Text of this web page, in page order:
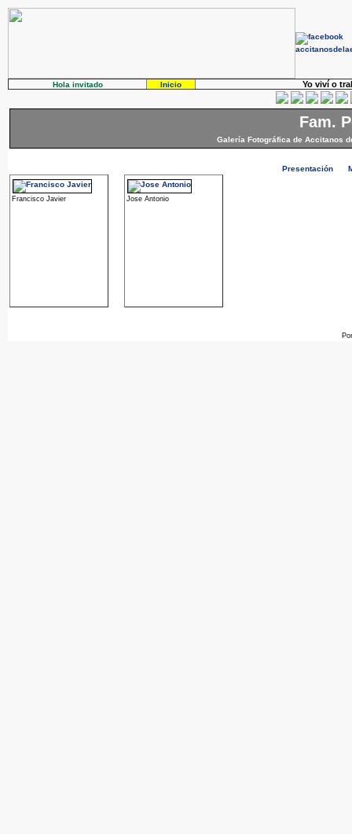
Hola invitado Inicio Yo viví o
Fam.
Galería Fotográfica de Accitanos
Presentación
Francisco Javier Jose Antonio